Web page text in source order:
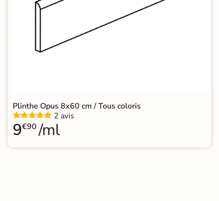
Plinthe Opus 8x60 cm / Tous coloris
2 avis
9€90 /ml